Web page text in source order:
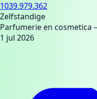
1039.979.362
Zelfstandige
Parfumerie en cosmetica
1 jul 2026